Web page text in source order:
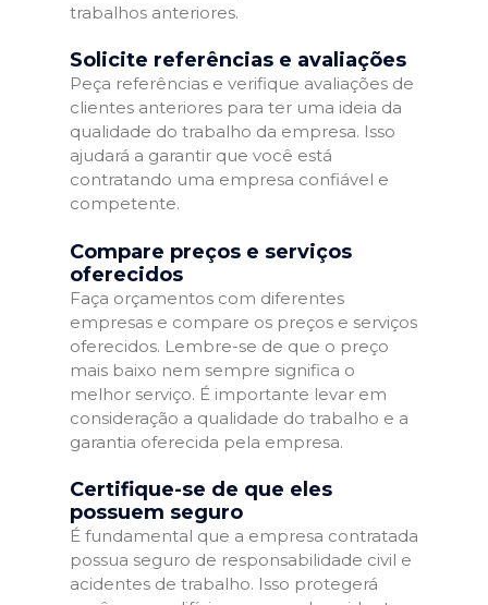
trabalhos anteriores.
Solicite referências e avaliações
Peça referências e verifique avaliações de
clientes anteriores para ter uma ideia da
qualidade do trabalho da empresa. Isso
ajudará a garantir que você está
contratando uma empresa confiável e
competente.
Compare preços e serviços
oferecidos
Faça orçamentos com diferentes
empresas e compare os preços e serviços
oferecidos. Lembre-se de que o preço
mais baixo nem sempre significa o
melhor serviço. É importante levar em
consideração a qualidade do trabalho e a
garantia oferecida pela empresa.
Certifique-se de que eles
possuem seguro
É fundamental que a empresa contratada
possua seguro de responsabilidade civil e
acidentes de trabalho. Isso protegerá